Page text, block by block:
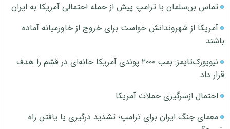
تماس بن‌سلمان با ترامپ پیش از حمله احتمالی آمریکا به ایران
آمریکا از شهروندانش خواست برای خروج از خاورمیانه آماده
باشند
نیویورک‌تایمز: بمب ۲۰۰۰ پوندی آمریکا خانه‌ای در قشم را هدف
قرار داد
احتمال ازسرگیری حملات آمریکا
معمای جنگ ایران برای ترامپ؛ تشدید درگیری یا یافتن راه